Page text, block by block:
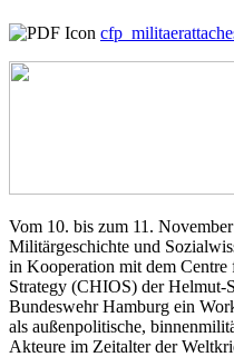
Vom 10. bis zum 11.
Militärgeschichte und
in Kooperation mit dem
Strategy (CHIOS) der Helmut-
Bundeswehr Hamburg ein
als außenpolitische,
Akteure im Zeitalter der